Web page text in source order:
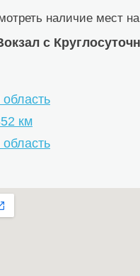
наличие мест на
с
область
км
область